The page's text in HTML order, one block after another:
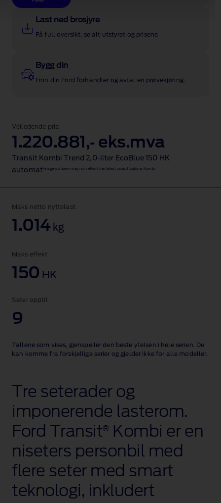
Last ned brosjyre
Få full oversikt, se alt utstyret og prisene
Bygg din
Finn din Ford forhandler og avtal en prøvekjøring.
Veiledende pris:
1.220.881,‑ eks.mva
Transit Kombi Trend 2,0‑liter EcoBlue 150 HK
automat Imagery shown may not reflect the latest specifications Kombi
Maks netto nyttelast
1.014 kg
Maks effekt
150 HK
Seter opptil
9
Tallene som vises, gjenspeiler den beste ytelsen i hele serien. De
kan komme fra forskjellige serier og gjelder ikke for alle modeller.
Tre seterader og
imponerende lasterom.
Ford Transit®Kombi er en
niseters personbil med
flere seter med smart
teknologi, inkludert